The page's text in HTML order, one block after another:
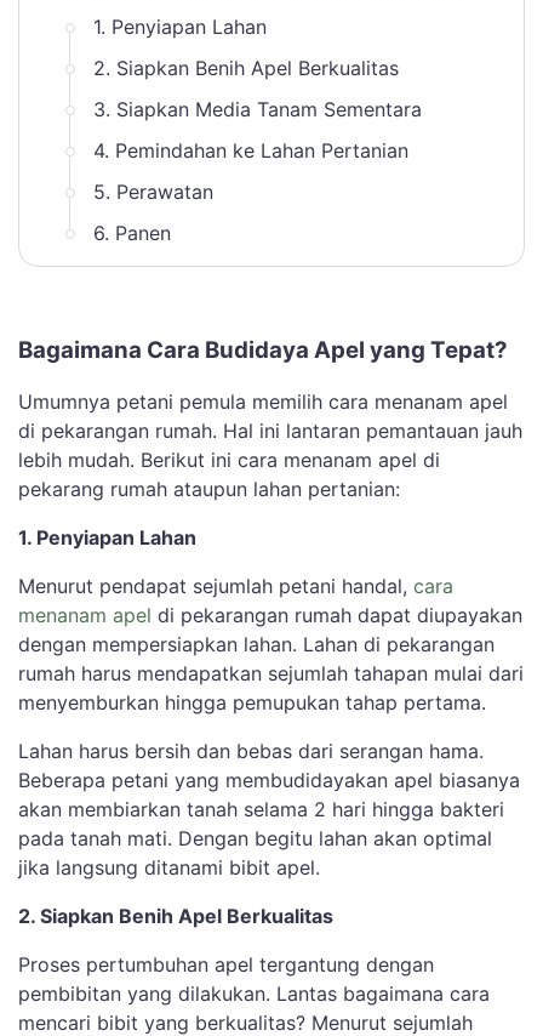
1. Penyiapan Lahan
2. Siapkan Benih Apel Berkualitas
3. Siapkan Media Tanam Sementara
4. Pemindahan ke Lahan Pertanian
5. Perawatan
6. Panen
Bagaimana Cara Budidaya Apel yang Tepat?
Umumnya petani pemula memilih cara menanam apel
di pekarangan rumah. Hal ini lantaran pemantauan jauh
lebih mudah. Berikut ini cara menanam apel di
pekarang rumah ataupun lahan pertanian:
1. Penyiapan Lahan
Menurut pendapat sejumlah petani handal, cara
menanam apel di pekarangan rumah dapat diupayakan
dengan mempersiapkan lahan. Lahan di pekarangan
rumah harus mendapatkan sejumlah tahapan mulai dari
menyemburkan hingga pemupukan tahap pertama.
Lahan harus bersih dan bebas dari serangan hama.
Beberapa petani yang membudidayakan apel biasanya
akan membiarkan tanah selama 2 hari hingga bakteri
pada tanah mati. Dengan begitu lahan akan optimal
jika langsung ditanami bibit apel.
2. Siapkan Benih Apel Berkualitas
Proses pertumbuhan apel tergantung dengan
pembibitan yang dilakukan. Lantas bagaimana cara
mencari bibit yang berkualitas? Menurut sejumlah